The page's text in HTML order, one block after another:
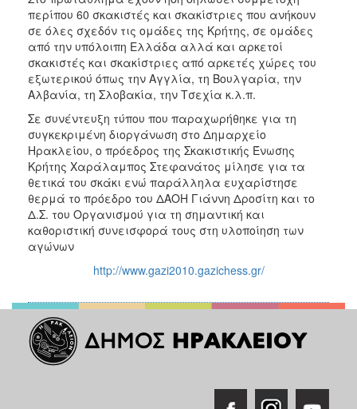
περίπου 60 σκακιστές και σκακίστριες που ανήκουν
σε όλες σχεδόν τις ομάδες της Κρήτης, σε ομάδες
από την υπόλοιπη Ελλάδα αλλά και αρκετοί
σκακιστές και σκακίστριες από αρκετές χώρες του
εξωτερικού όπως την Αγγλία, τη Βουλγαρία, την
Αλβανία, τη Σλοβακία, την Τσεχία κ.λ.π.
Σε συνέντευξη τύπου που παραχωρήθηκε για τη
συγκεκριμένη διοργάνωση στο Δημαρχείο
Ηρακλείου, ο πρόεδρος της Σκακιστικής Ένωσης
Κρήτης Χαράλαμπος Στεφανάτος μίλησε για τα
θετικά του σκάκι ενώ παράλληλα ευχαρίστησε
θερμά το πρόεδρο του ΔΑΟΗ Γιάννη Δροσίτη και το
Δ.Σ. του Οργανισμού για τη σημαντική και
καθοριστική συνεισφορά τους στη υλοποίηση των
αγώνων
http://www.gazi2010.gazichess.gr/